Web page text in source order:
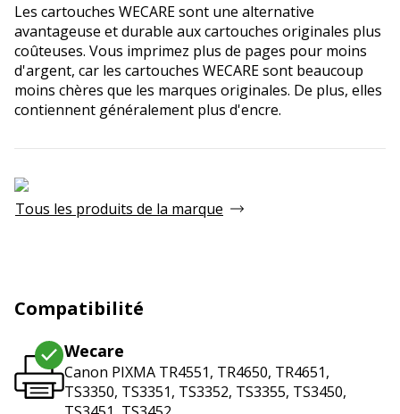
Les cartouches WECARE sont une alternative
avantageuse et durable aux cartouches originales plus
coûteuses. Vous imprimez plus de pages pour moins
d'argent, car les cartouches WECARE sont beaucoup
moins chères que les marques originales. De plus, elles
contiennent généralement plus d'encre.
Tous les produits de la marque
Compatibilité
Wecare
Canon PIXMA TR4551, TR4650, TR4651,
TS3350, TS3351, TS3352, TS3355, TS3450,